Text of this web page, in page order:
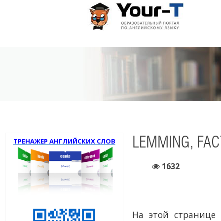
ТРЕНАЖЕР АНГЛИЙСКИХ СЛОВ LEMMING,
1632
На этой странице